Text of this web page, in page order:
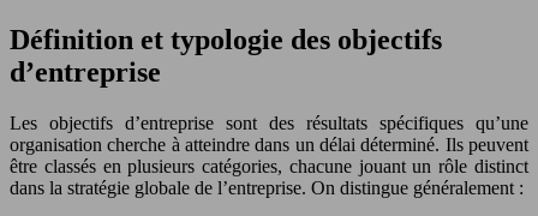
Définition et typologie des objectifs
d’entreprise
Les objectifs d’entreprise sont des résultats spécifiques qu’une
organisation cherche à atteindre dans un délai déterminé. Ils peuvent
être classés en plusieurs catégories, chacune jouant un rôle distinct
dans la stratégie globale de l’entreprise. On distingue généralement :